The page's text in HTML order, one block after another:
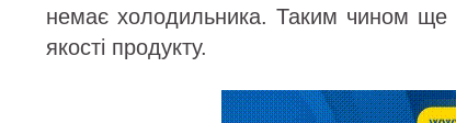
немає холодильника. Таким чином ще
якості продукту.